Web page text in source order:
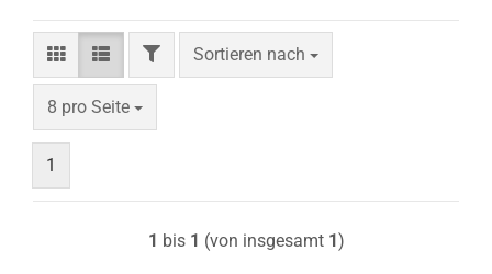
FILTERSortieren nach
Sortieren nach
8 pro Seite
pro Seite
1
1 bis 1 (von insgesamt 1)